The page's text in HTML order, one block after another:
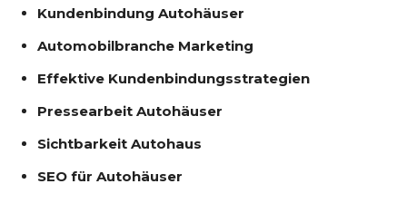
Kundenbindung Autohäuser
Automobilbranche Marketing
Effektive Kundenbindungsstrategien
Pressearbeit Autohäuser
Sichtbarkeit Autohaus
SEO für Autohäuser